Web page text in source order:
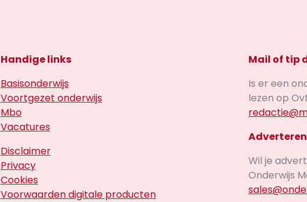
Handige links
Basisonderwijs
Voortgezet onderwijs
Mbo
Vacatures
Disclaimer
Privacy
Cookies
Voorwaarden digitale producten
Mail of tip
Is er een
lezen op
Adverteren
Wil je
Onderwijs